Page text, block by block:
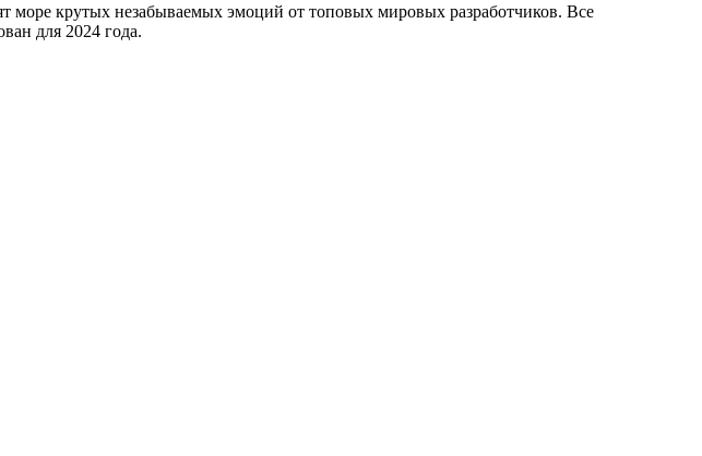
крутых незабываемых эмоций от топовых мировых разработчиков. Все
для 2024 года.